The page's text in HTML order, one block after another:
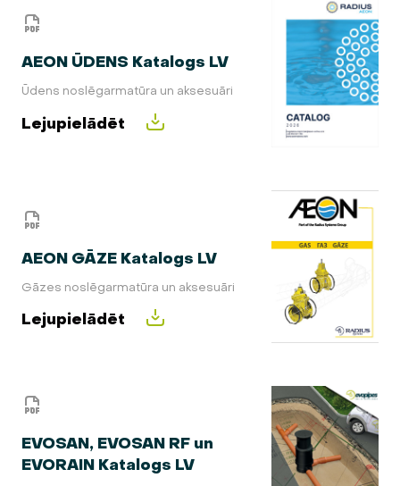
AEON ŪDENS Katalogs LV
Ūdens noslēgarmatūra un aksesuāri
Lejupielādēt
AEON GĀZE Katalogs LV
Gāzes noslēgarmatūra un aksesuāri
Lejupielādēt
EVOSAN, EVOSAN RF un
EVORAIN Katalogs LV